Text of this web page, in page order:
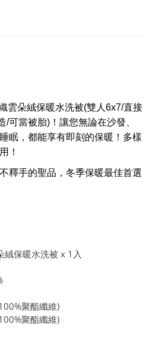
雲朵絨保暖水洗被(雙人6x7/直接
/可當被胎)！讓您無論在沙發、
眠，都能享有即刻的保暖！多樣
！
釋手的聖品，冬季保暖最佳首選
絨保暖水洗被 x 1入
聚酯纖維)
聚酯纖維)